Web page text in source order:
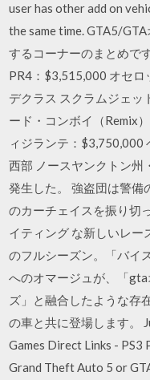
user has other add on
the same time. GTA5/
するコーナーのまとめで
PR4：$3,515,000 オセ
デクラス スクラムジェ
ード・コンボイ（Remix
ィジランテ：$3,750,000
西部 ノースヤンクトン州
発生した。 強盗団は警備
のカーチェイスを振り切
イティング な新しいレ
のフルシーズン。「バイ
へのオマージュが、「
ズ」と融合したような存
の車と共に登場します。
Games Direct Links - PS3
Grand Theft Auto 5 or